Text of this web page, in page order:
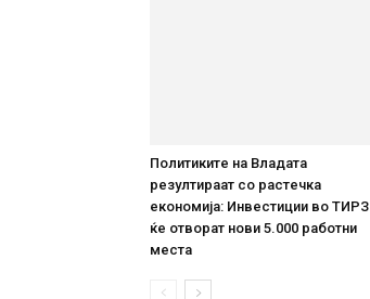
Политиките на Владата
резултираат со растечка
економија: Инвестиции во ТИРЗ
ќе отворат нови 5.000 работни
места